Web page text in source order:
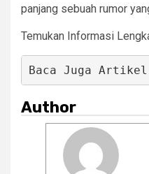
panjang sebuah rumor
Temukan Informasi
Baca Juga
Author